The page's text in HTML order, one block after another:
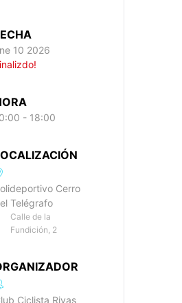
10 2026
- 18:00
Cerro
Telégrafo
Calle de la
Fundición, 2
Ciclista Rivas